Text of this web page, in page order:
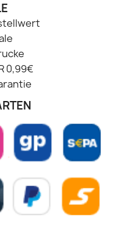
0,99€